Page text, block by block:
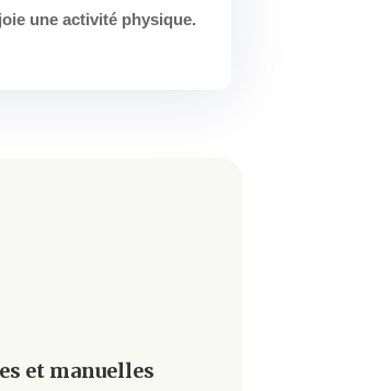
une activité physique.
et manuelles